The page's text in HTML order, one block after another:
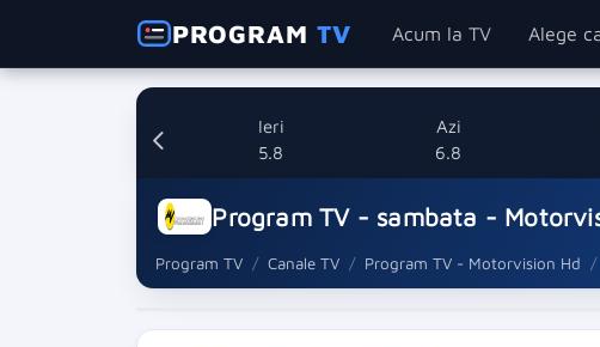
PROGRAMTV Acum la TV Alege
Ieri
5.8
Azi
6.8
Program TV - sambata -
Program TV Canale TV Program TV - Motorvision Hd